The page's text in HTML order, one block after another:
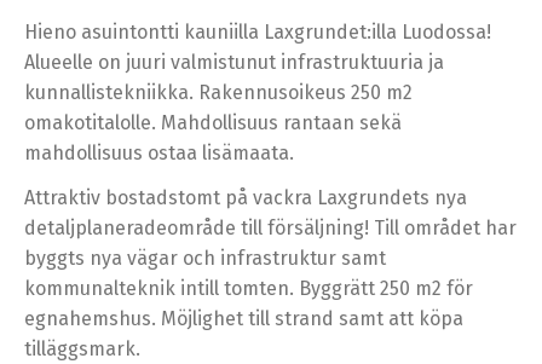
Hieno asuintontti kauniilla Laxgrundet:illa Luodossa!
Alueelle on juuri valmistunut infrastruktuuria ja
kunnallistekniikka. Rakennusoikeus 250 m2
omakotitalolle. Mahdollisuus rantaan sekä
mahdollisuus ostaa lisämaata.
Attraktiv bostadstomt på vackra Laxgrundets nya
detaljplaneradeområde till försäljning! Till området har
byggts nya vägar och infrastruktur samt
kommunalteknik intill tomten. Byggrätt 250 m2 för
egnahemshus. Möjlighet till strand samt att köpa
tilläggsmark.